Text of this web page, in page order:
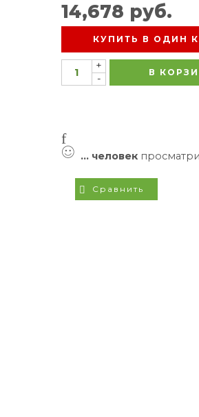
14,678 руб.
КУПИТЬ В ОДИН
+
-
В
... человек
Сравнить